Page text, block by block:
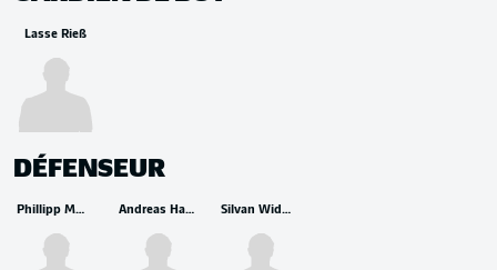
Lasse Rieß
DÉFENSEUR
Phillipp Mwene Andreas Hanche-Olsen Silvan Widmer